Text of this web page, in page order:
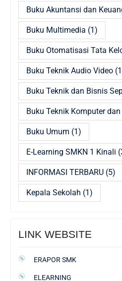
Buku Akuntansi dan
Buku Multimedia (1)
Buku Otomatisasi Tata
Buku Teknik Audio Video
Buku Teknik dan Bisnis
Buku Teknik Komputer
Buku Umum (1)
E-Learning SMKN 1 Kinali
INFORMASI TERBARU(5)
Kepala Sekolah (1)
LINK WEBSITE
ERAPOR SMK
ELEARNING